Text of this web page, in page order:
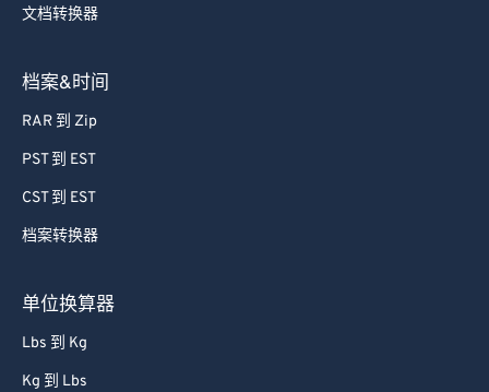
文档转换器
档案&时间
RAR 到 Zip
PST 到 EST
CST 到 EST
档案转换器
单位换算器
Lbs 到 Kg
Kg 到 Lbs